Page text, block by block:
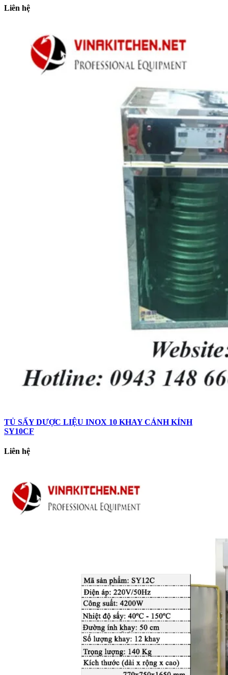
Liên hệ
TỦ SẤY DƯỢC LIỆU INOX 10 KHAY CÁNH KÍNH
SY10CF
Liên hệ